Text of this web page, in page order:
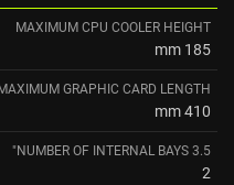
MAXIMUM CPU COOLER HEIGHT
185 mm
GRAPHIC CARD LENGTH
410 mm
NUMBER OF INTERNAL BAYS 3.5"
2